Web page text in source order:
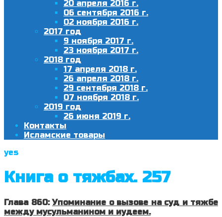
20 апреля 2016 г.
06 сентября 2016 г.
02 ноября 2016 г.
2017 год
9 ноября 2017 г.
23 ноября 2017 г.
2018 год
17 апреля 2018 г.
26 апреля 2018 г.
29 сентября 2018 г.
07 ноября 2018 г.
2019 год
26 июня 2019 г.
Контакты
Исламские товары
yes
Книга о тяжбах. 257
Глава 860:Упоминание о вызове на суд и тяжбе
между мусульманином и иудеем.